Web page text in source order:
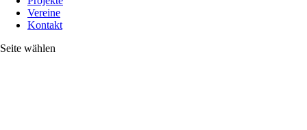
Vereine
Kontakt
Seite wählen